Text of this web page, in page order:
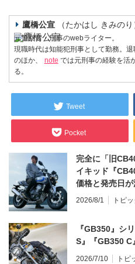
鷹橋公宣 たかはし きみのり
元警察官・刑事のwebライター。
現職時代は知能犯刑事として勤務。
のほか、
note では元刑事の経験を活
る。
Tweet
Pocket
完全に「旧
イキッド『
価格と発売日が
2026/8/1 トピ
『GB350』シ
S』『GB350 C
2026/7/10 トピ